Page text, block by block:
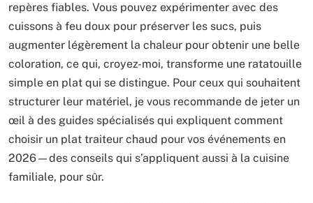
repères fiables. Vous pouvez expérimenter avec des
cuissons à feu doux pour préserver les sucs, puis
augmenter légèrement la chaleur pour obtenir une belle
coloration, ce qui, croyez-moi, transforme une ratatouille
simple en plat qui se distingue. Pour ceux qui souhaitent
structurer leur matériel, je vous recommande de jeter un
œil à des guides spécialisés qui expliquent comment
choisir un plat traiteur chaud pour vos événements en
2026—des conseils qui s’appliquent aussi à la cuisine
familiale, pour sûr.